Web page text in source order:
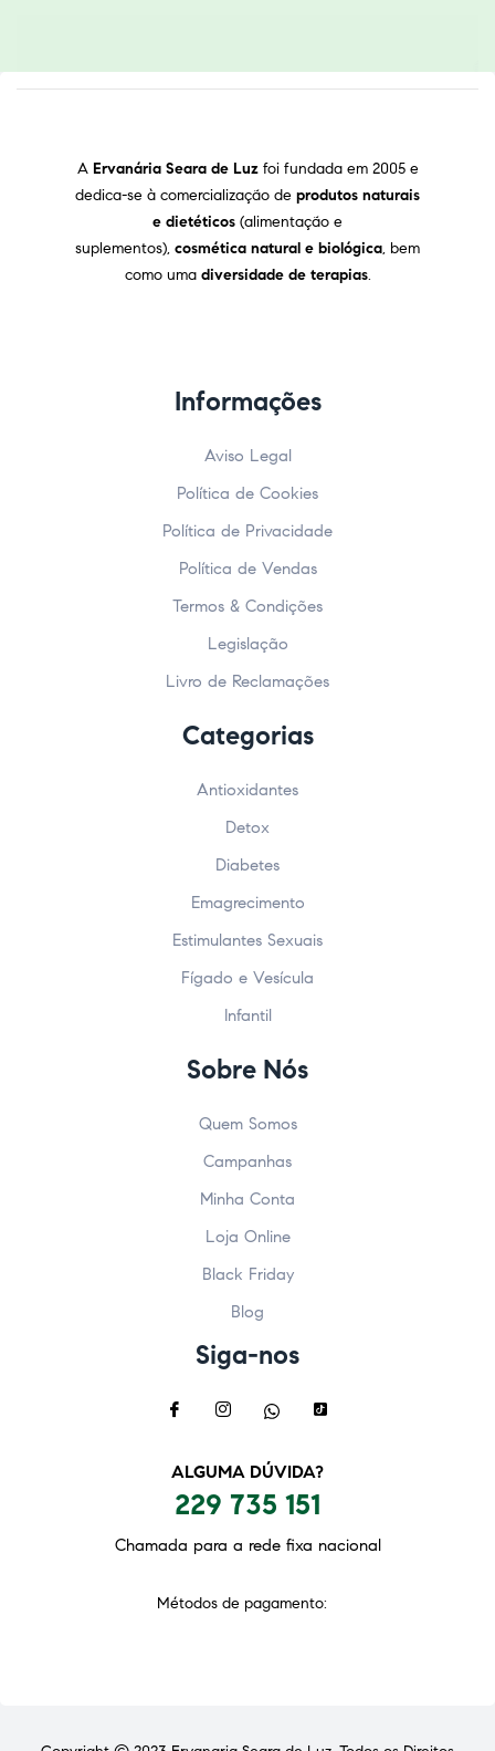
A Ervanária Seara de Luz foi fundada em 2005 e
dedica-se à comercialização de produtos naturais
e dietéticos (alimentação e
suplementos), cosmética natural e biológica, bem
como uma diversidade de terapias.
Informações
Aviso Legal
Política de Cookies
Política de Privacidade
Política de Vendas
Termos & Condições
Legislação
Livro de Reclamações
Categorias
Antioxidantes
Detox
Diabetes
Emagrecimento
Estimulantes Sexuais
Fígado e Vesícula
Infantil
Sobre Nós
Quem Somos
Campanhas
Minha Conta
Loja Online
Black Friday
Blog
Siga-nos
ALGUMA DÚVIDA?
229 735 151
Chamada para a rede fixa nacional
Métodos de pagamento: